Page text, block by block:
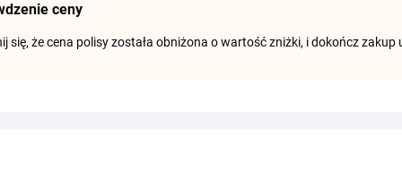
ceny
się, że cena polisy została obniżona o wartość zniżki, i dokończ zakup